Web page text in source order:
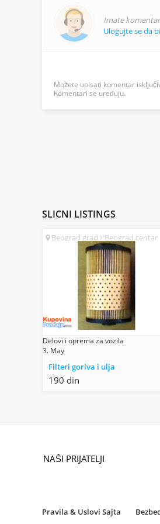
Imate
Ulogujte se da
Možete upisati komentar
Komentari se uređuju.
SLICNI LISTINGS
Beograd grad Beograd centar
Delovi i oprema za vozila
3. May
Filteri goriva i ulja
190 din
NAŠI PRIJATELJI
Pravila & Uslovi Sajta